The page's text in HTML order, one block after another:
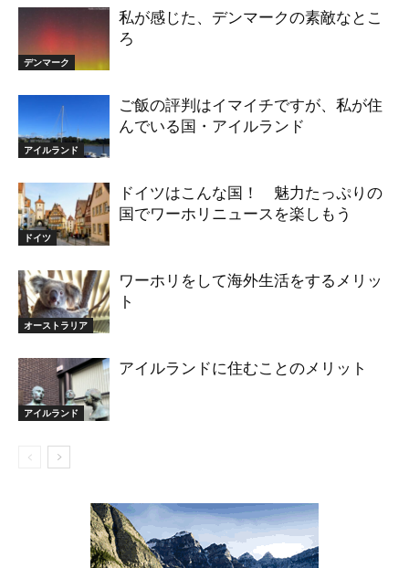
デンマーク
私が感じた、デンマークの素敵なとこ
ろ
アイルランド
ご飯の評判はイマイチですが、私が住
んでいる国・アイルランド
ドイツ
ドイツはこんな国！ 魅力たっぷりの
国でワーホリニュースを楽しもう
オーストラリア
ワーホリをして海外生活をするメリッ
ト
アイルランド
アイルランドに住むことのメリット